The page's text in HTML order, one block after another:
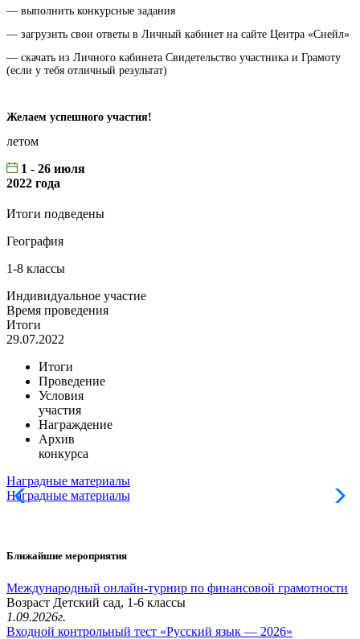
— выполнить конкурсные задания
— загрузить свои ответы в Личный кабинет на сайте Центра «Снейл»
— скачать из Личного кабинета Свидетельство участника и Грамоту
(если у тебя отличный результат)
Желаем успешного участия!
летом
1 - 26 июля
2022 года
Итоги подведены
География
1-8 классы
Индивидуальное участие
Время проведения
Итоги
29.07.2022
Итоги
Проведение
Условия
участия
Награждение
Архив
конкурса
Наградные материалы
Наградные материалы
Ближайшие мероприятия
Международный онлайн-турнир по финансовой грамотности
Возраст Детский сад, 1-6 классы
1.09.2026г.
Входной контрольный тест «Русский язык — 2026»